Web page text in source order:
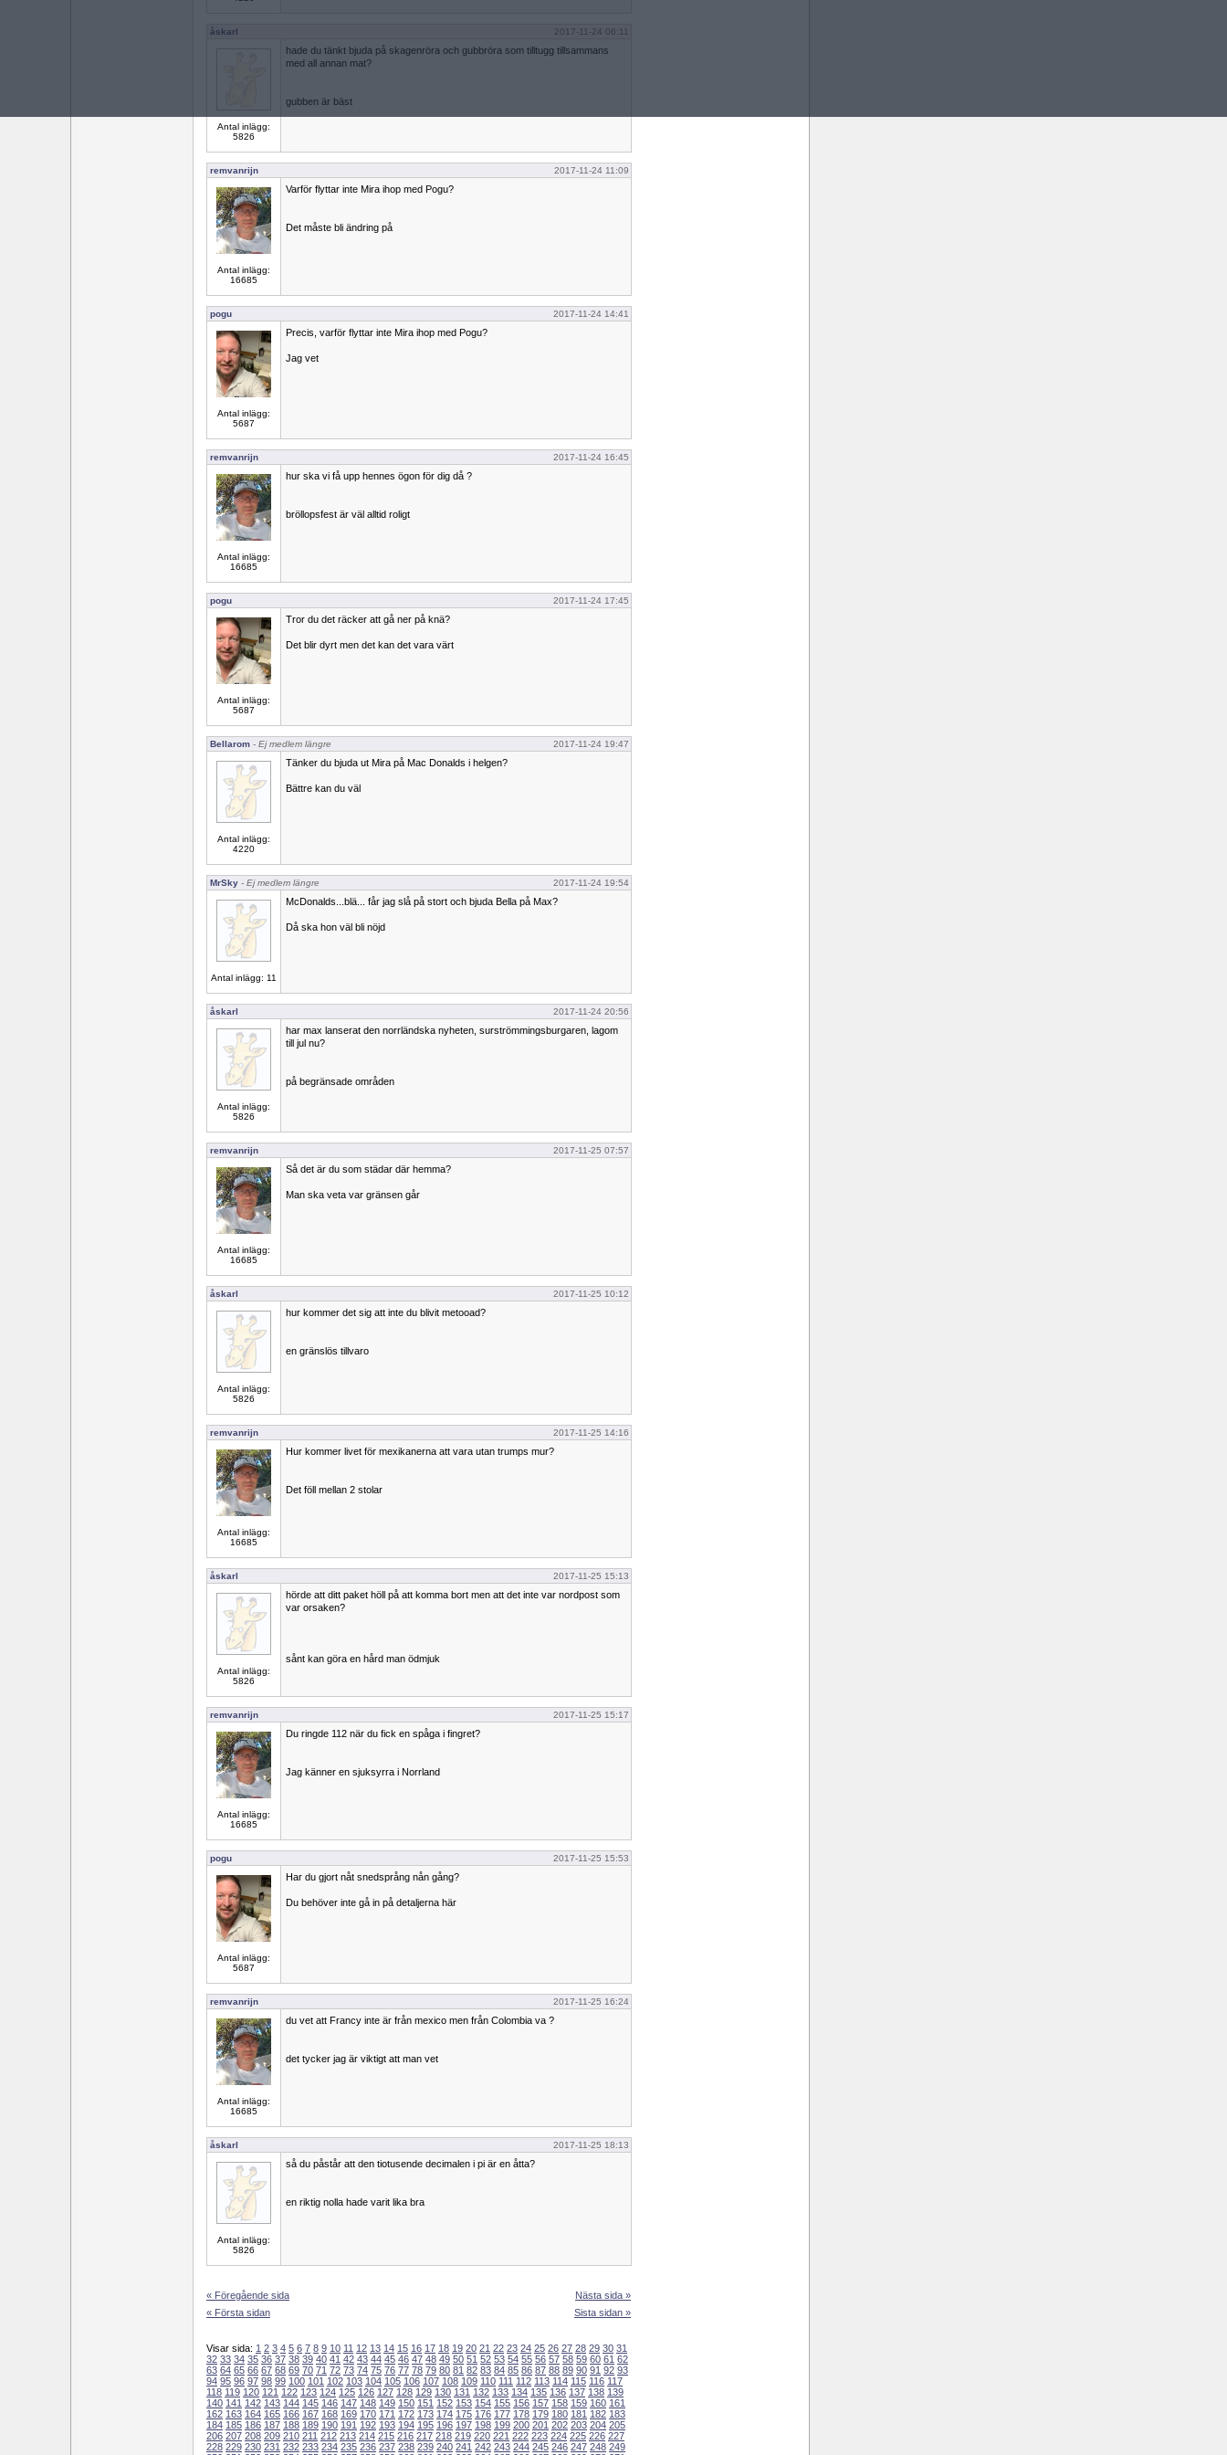
åskarl 2017-11-24 06:11
Antal inlägg:
5826
hade du tänkt bjuda på skagenröra och gubbröra som tilltugg tillsammans
med all annan mat?
gubben är bäst
remvanrijn 2017-11-24 11:09
Antal inlägg:
16685
Varför flyttar inte Mira ihop med Pogu?
Det måste bli ändring på
pogu 2017-11-24 14:41
Antal inlägg:
5687
Precis, varför flyttar inte Mira ihop med Pogu?
Jag vet
remvanrijn 2017-11-24 16:45
Antal inlägg:
16685
hur ska vi få upp hennes ögon för dig då ?
bröllopsfest är väl alltid roligt
pogu 2017-11-24 17:45
Antal inlägg:
5687
Tror du det räcker att gå ner på knä?
Det blir dyrt men det kan det vara värt
Bellarom - Ej medlem längre 2017-11-24 19:47
Antal inlägg:
4220
Tänker du bjuda ut Mira på Mac Donalds i helgen?
Bättre kan du väl
MrSky - Ej medlem längre 2017-11-24 19:54
Antal inlägg: 11
McDonalds...blä... får jag slå på stort och bjuda Bella på Max?
Då ska hon väl bli nöjd
åskarl 2017-11-24 20:56
Antal inlägg:
5826
har max lanserat den norrländska nyheten, surströmmingsburgaren, lagom
till jul nu?
på begränsade områden
remvanrijn 2017-11-25 07:57
Antal inlägg:
16685
Så det är du som städar där hemma?
Man ska veta var gränsen går
åskarl 2017-11-25 10:12
Antal inlägg:
5826
hur kommer det sig att inte du blivit metooad?
en gränslös tillvaro
remvanrijn 2017-11-25 14:16
Antal inlägg:
16685
Hur kommer livet för mexikanerna att vara utan trumps mur?
Det föll mellan 2 stolar
åskarl 2017-11-25 15:13
Antal inlägg:
5826
hörde att ditt paket höll på att komma bort men att det inte var nordpost som
var orsaken?
sånt kan göra en hård man ödmjuk
remvanrijn 2017-11-25 15:17
Antal inlägg:
16685
Du ringde 112 när du fick en spåga i fingret?
Jag känner en sjuksyrra i Norrland
pogu 2017-11-25 15:53
Antal inlägg:
5687
Har du gjort nåt snedsprång nån gång?
Du behöver inte gå in på detaljerna här
remvanrijn 2017-11-25 16:24
Antal inlägg:
16685
du vet att Francy inte är från mexico men från Colombia va ?
det tycker jag är viktigt att man vet
åskarl 2017-11-25 18:13
Antal inlägg:
5826
så du påstår att den tiotusende decimalen i pi är en åtta?
en riktig nolla hade varit lika bra
« Föregående sida
« Första sidan
Nästa sida »
Sista sidan »
Visar sida: 1 2 3 4 5 6 7 8 9 10 11 12 13 14 15 16 17 18 19 20 21 22 23 24 25 26 27 28 29 30 31
32 33 34 35 36 37 38 39 40 41 42 43 44 45 46 47 48 49 50 51 52 53 54 55 56 57 58 59 60 61 62
63 64 65 66 67 68 69 70 71 72 73 74 75 76 77 78 79 80 81 82 83 84 85 86 87 88 89 90 91 92 93
94 95 96 97 98 99 100 101 102 103 104 105 106 107 108 109 110 111 112 113 114 115 116 117
118 119 120 121 122 123 124 125 126 127 128 129 130 131 132 133 134 135 136 137 138 139
140 141 142 143 144 145 146 147 148 149 150 151 152 153 154 155 156 157 158 159 160 161
162 163 164 165 166 167 168 169 170 171 172 173 174 175 176 177 178 179 180 181 182 183
184 185 186 187 188 189 190 191 192 193 194 195 196 197 198 199 200 201 202 203 204 205
206 207 208 209 210 211 212 213 214 215 216 217 218 219 220 221 222 223 224 225 226 227
228 229 230 231 232 233 234 235 236 237 238 239 240 241 242 243 244 245 246 247 248 249